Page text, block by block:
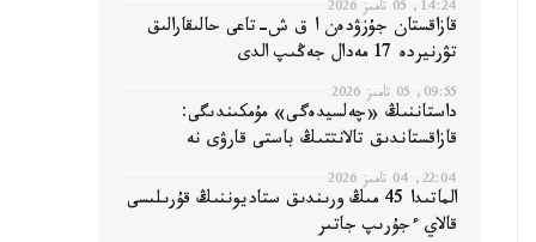
14:24, 05 تامىز 2026
قازاقستان جۇزۋدەن ا ق ش-تاعى حالىقارالىق
تۋرنيردە 17 مەدال جەڭىپ الدى
09:55, 05 تامىز 2026
داستاننىڭ «چەلسيدەگى» مۇمكىندىگى:
قازاقستاندىق تالانتتىڭ باستى قارۋى نە
22:04, 04 تامىز 2026
الماتىدا 45 مىڭ ورىندىق ستاديوننىڭ قۇرىلىسى
قالاي ءجۇرىپ جاتىر